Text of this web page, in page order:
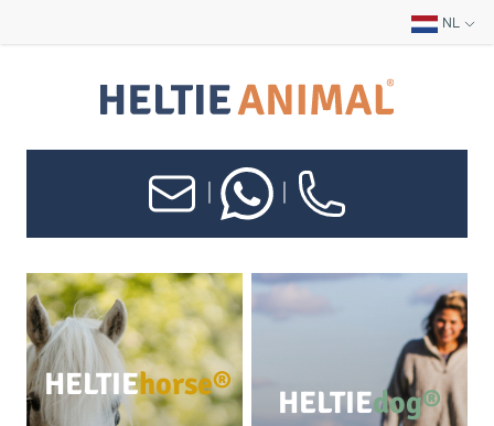
NL
HELTIEhorse® HELTIEdog®